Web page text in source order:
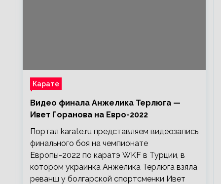
Карате
Видео финала Анжелика Терлюга —
Ивет Горанова на Евро-2022
Портал karate.ru представляем видеозапись
финального боя на чемпионате
Европы-2022 по каратэ WKF в Турции, в
котором украинка Анжелика Терлюга взяла
реванш у болгарской спортсменки Ивет